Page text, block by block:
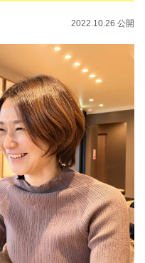
2022.10.26 公開